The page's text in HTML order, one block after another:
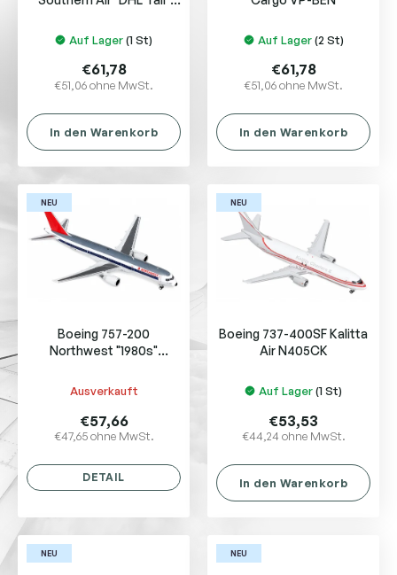
Auf Lager(1 St)
€51,06 ohne MwSt.
€61,78
In den Warenkorb
Auf Lager(2 St)
€51,06 ohne MwSt.
€61,78
In den Warenkorb
NEU
Boeing 757-200
Northwest "1980s"
Ausverkauft
€47,65 ohne MwSt.
€57,66
DETAIL
NEU
Boeing 737-400SF Kalitta
Air N405CK
Auf Lager(1 St)
€44,24 ohne MwSt.
€53,53
In den Warenkorb
NEU NEU